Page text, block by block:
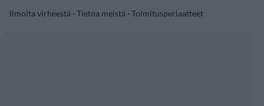
Ilmoita virheestä · Tietoa meistä · Toimitusperiaatteet